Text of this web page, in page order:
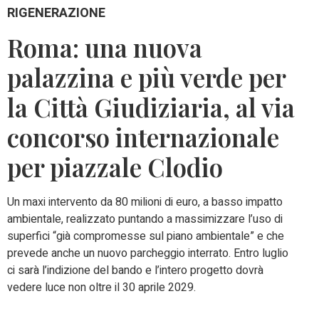
RIGENERAZIONE
Roma: una nuova
palazzina e più verde per
la Città Giudiziaria, al via
concorso internazionale
per piazzale Clodio
Un maxi intervento da 80 milioni di euro, a basso impatto
ambientale, realizzato puntando a massimizzare l’uso di
superfici “già compromesse sul piano ambientale” e che
prevede anche un nuovo parcheggio interrato. Entro luglio
ci sarà l’indizione del bando e l’intero progetto dovrà
vedere luce non oltre il 30 aprile 2029.